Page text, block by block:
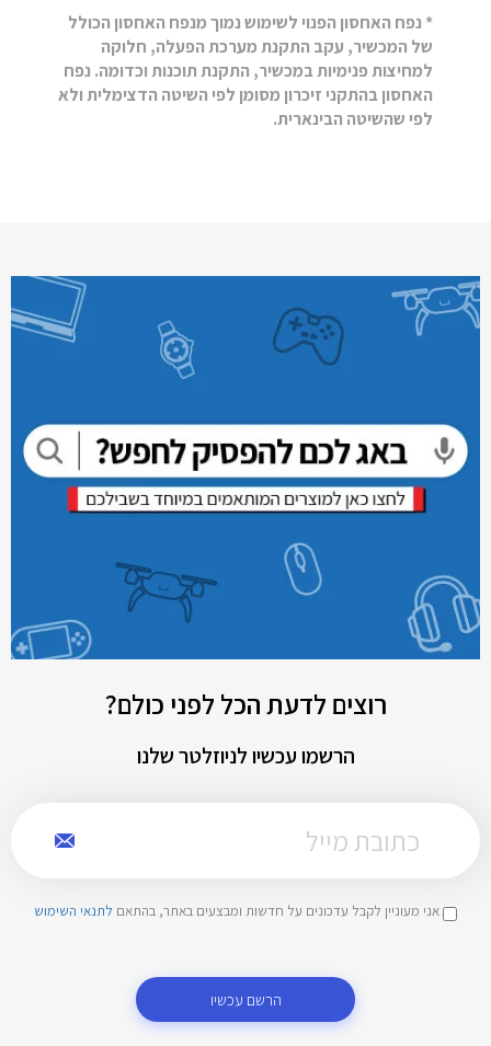
* נפח האחסון הפנוי לשימוש נמוך מנפח האחסון הכולל
של המכשיר, עקב התקנת מערכת הפעלה, חלוקה
למחיצות פנימיות במכשיר, התקנת תוכנות וכדומה. נפח
האחסון בהתקני זיכרון מסומן לפי השיטה הדצימלית ולא
לפי שהשיטה הבינארית.
רוצים לדעת הכל לפני כולם?
הרשמו עכשיו לניוזלטר שלנו
אני מעוניין לקבל עדכונים על חדשות ומבצעים באתר, בהתאם לתנאי השימוש
הרשם עכשיו